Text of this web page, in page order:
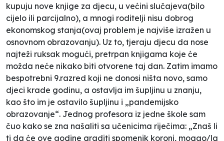
kupuju nove knjige za djecu, u većini slučajeva(bilo
cijelo ili parcijalno), a mnogi roditelji nisu dobrog
ekonomskog stanja(ovaj problem je najviše izražen u
osnovnom obrazovanju). Uz to, tjeraju djecu da nose
najteži ruksak mogući, pretrpan knjigama koje će
možda neće nikako biti otvorene taj dan. Zatim imamo
bespotrebni 9.razred koji ne donosi ništa novo, samo
djeci krade godinu, a ostavlja im šupljinu u znanju,
kao što im je ostavilo šupljinu i „pandemijsko
obrazovanje“. Jednog profesora iz jedne škole sam
čuo kako se zna našaliti sa učenicima riječima: „Znaš li
ti da će ove godine graditi spomenik koroni, mogao/la